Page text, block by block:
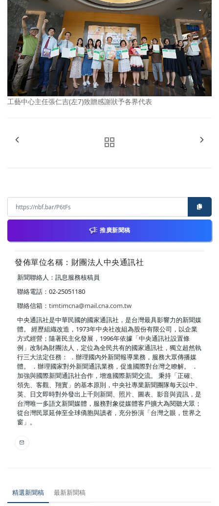
工藝中心主任張仁吉(左7)致贈感謝狀予各界代表
推廣新聞稿
發佈單位名稱：財團法人中央通訊社
新聞聯絡人：訊息服務核稿員
聯絡電話：02-25051180
聯絡信箱： timtimcna@mail.cna.com.tw
中央通訊社是中華民國的國家通訊社，是台灣最具影響力的新聞媒
體。 經歷組織改造，1973年中央社改組為股份有限公司，以企業
方式經營；隨著民主化發展，1996年依據「中央通訊社設置條
例」改制為財團法人，定位為全民共有的國家通訊社，獨立超然執
行三大法定任務： ．辦理國內外新聞報導業務，服務大眾傳播媒
體。 ．辦理國家對外新聞通訊業務，促進國際對台灣之瞭解。 ．
加強與國際新聞通訊社合作，增進國際新聞交流。 秉持「正確、
領先、客觀、翔實」的基本原則，中央社專業新聞團隊每天以中、
英、日文即時對外發出上千則新聞、照片、圖表、影音與資訊，是
台灣唯一多語文新聞媒體，服務對象從媒體客戶擴大為閱聽大眾；
從台灣民眾延伸至全球僑胞與讀者，充分扮演「台灣之眼，世界之
窗」。
精選新聞稿 最新新聞稿